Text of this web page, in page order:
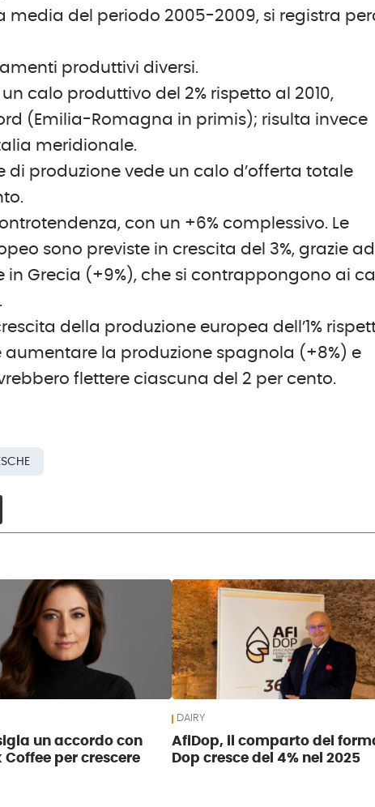
media del periodo 2005-2009, si registra
produttivi diversi.
calo produttivo del 2% rispetto al 2010,
(Emilia-Romagna in primis); risulta invece
meridionale.
di produzione vede un calo d’offerta totale
con un +6% complessivo. Le
sono previste in crescita del 3%, grazie ad
in Grecia (+9%), che si contrappongono ai
della produzione europea dell’1%
aumentare la produzione spagnola (+8%) e
flettere ciascuna del 2 per cento.
un accordo con
Coffee per crescere
DAIRY
AfiDop, il comparto dei
Dop cresce del 4% nel 2025